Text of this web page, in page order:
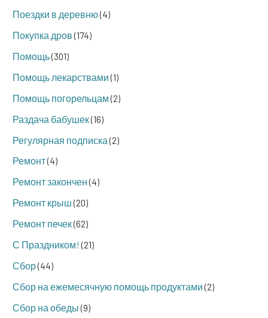
Поездки в деревню(4)
Покупка дров(174)
Помощь(301)
Помощь лекарствами(1)
Помощь погорельцам(2)
Раздача бабушек(16)
Регулярная подписка(2)
Ремонт(4)
Ремонт закончен(4)
Ремонт крыш(20)
Ремонт печек(62)
С Праздником! (21)
Сбор(44)
Сбор на ежемесячную помощь продуктами(2)
Сбор на обеды(9)